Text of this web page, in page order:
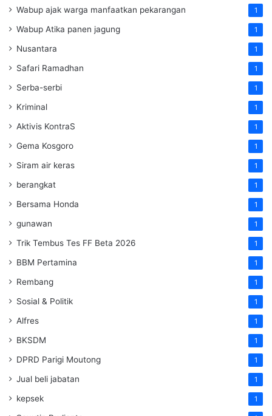
Wabup ajak warga manfaatkan pekarangan 1
Wabup Atika panen jagung 1
Nusantara 1
Safari Ramadhan 1
Serba-serbi 1
Kriminal 1
Aktivis KontraS 1
Gema Kosgoro 1
Siram air keras 1
berangkat 1
Bersama Honda 1
gunawan 1
Trik Tembus Tes FF Beta 2026 1
BBM Pertamina 1
Rembang 1
Sosial & Politik 1
Alfres 1
BKSDM 1
DPRD Parigi Moutong 1
Jual beli jabatan 1
kepsek 1